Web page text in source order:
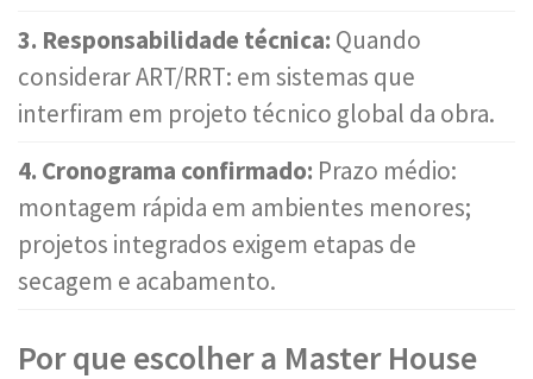
3. Responsabilidade técnica: Quando
considerar ART/RRT: em sistemas que
interfiram em projeto técnico global da obra.
4. Cronograma confirmado: Prazo médio:
montagem rápida em ambientes menores;
projetos integrados exigem etapas de
secagem e acabamento.
Por que escolher a Master House